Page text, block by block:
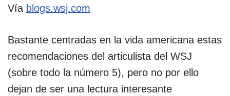
Vía blogs.wsj.com
Bastante centradas en la vida americana estas
recomendaciones del articulista del WSJ
(sobre todo la número 5), pero no por ello
dejan de ser una lectura interesante